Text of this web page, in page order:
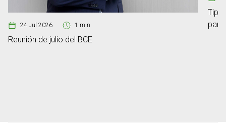
24 Jul 2026 1 min
Reunión de julio del BCE